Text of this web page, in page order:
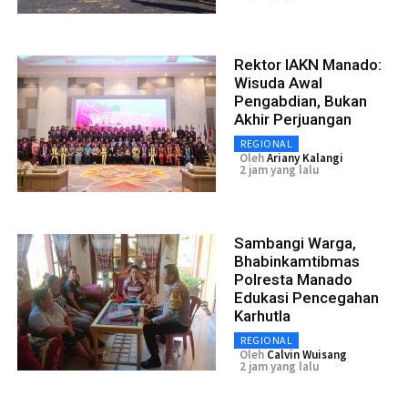
Rektor IAKN Manado:
Wisuda Awal
Pengabdian, Bukan
Akhir Perjuangan
REGIONAL
OlehAriany Kalangi
2 jam yang lalu
Sambangi Warga,
Bhabinkamtibmas
Polresta Manado
Edukasi Pencegahan
Karhutla
REGIONAL
Oleh Calvin Wuisang
2 jam yang lalu